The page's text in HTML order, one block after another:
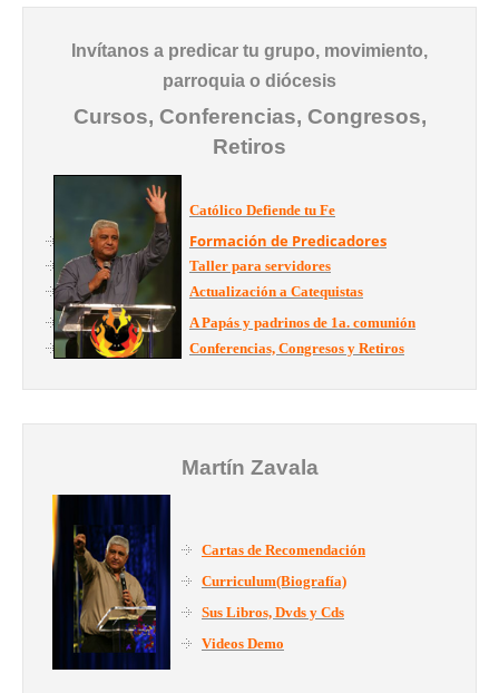
Invítanos a predicar tu grupo, movimiento,
parroquia o diócesis
Cursos, Conferencias, Congresos,
Retiros
Católico Defiende tu Fe
Formación de Predicadores
Taller para servidores
Actualización a Catequistas
A Papás y padrinos de 1a. comunión
Conferencias, Congresos y Retiros
Martín Zavala
Cartas de Recomendación
Curriculum(Biografía)
Sus Libros, Dvds y Cds
Videos Demo